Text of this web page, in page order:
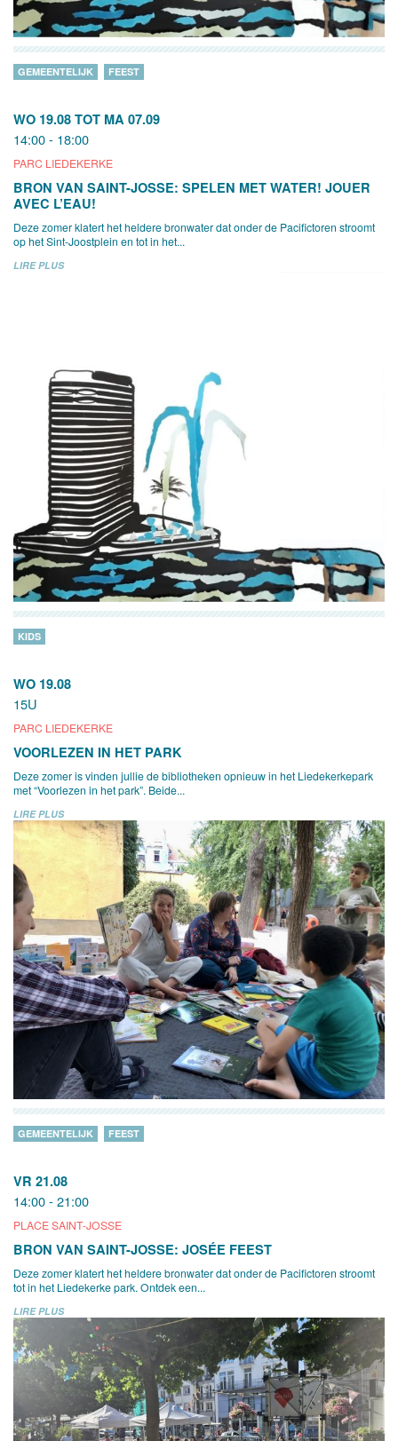
WO 19.08 TOT MA 07.09
14:00 - 18:00
PARC LIEDEKERKE
GEMEENTELIJK FEEST
BRON VAN SAINT-JOSSE: SPELEN MET WATER! JOUER
AVEC L’EAU!
Deze zomer klatert het heldere bronwater dat onder de Pacifictoren stroomt
op het Sint-Joostplein en tot in het...
LIRE PLUS
WO 19.08
15U
PARC LIEDEKERKE
KIDS
VOORLEZEN IN HET PARK
Deze zomer is vinden jullie de bibliotheken opnieuw in het Liedekerkepark
met “Voorlezen in het park”. Beide...
LIRE PLUS
VR 21.08
14:00 - 21:00
PLACE SAINT-JOSSE
GEMEENTELIJK FEEST
BRON VAN SAINT-JOSSE: JOSÉE FEEST
Deze zomer klatert het heldere bronwater dat onder de Pacifictoren stroomt
tot in het Liedekerke park. Ontdek een...
LIRE PLUS